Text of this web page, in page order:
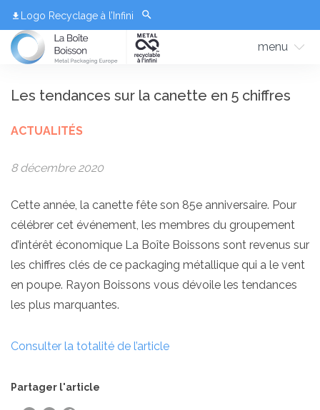
Logo Recyclage à l’Infini
menu
Les tendances sur la canette en 5 chiffres
ACTUALITÉS
8 décembre 2020
Cette année, la canette fête son 85e anniversaire. Pour
célébrer cet événement, les membres du groupement
d’intérêt économique La Boîte Boissons sont revenus sur
les chiffres clés de ce packaging métallique qui a le vent
en poupe. Rayon Boissons vous dévoile les tendances
les plus marquantes.
Consulter la totalité de l’article
Partager l'article